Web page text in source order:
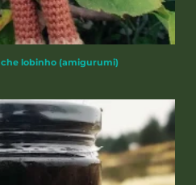
lobinho (amigurumi)